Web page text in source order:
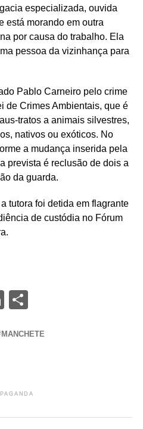
especializada, ouvida
está morando em outra
por causa do trabalho. Ela
pessoa da vizinhança para
Pablo Carneiro pelo crime
de Crimes Ambientais, que é
tratos a animais silvestres,
nativos ou exóticos. No
a mudança inserida pela
prevista é reclusão de dois a
da guarda.
tutora foi detida em flagrante
de custódia no Fórum
LinkedIn
Share
MANCHETE